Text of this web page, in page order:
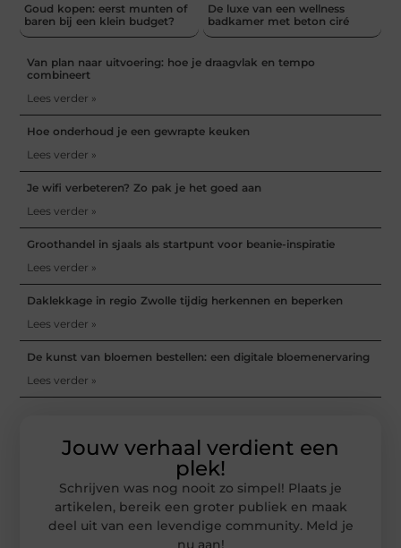
Goud kopen: eerst munten of
baren bij een klein budget?
De luxe van een wellness
badkamer met beton ciré
Van plan naar uitvoering: hoe je draagvlak en tempo
combineert
Lees verder »
Hoe onderhoud je een gewrapte keuken
Lees verder »
Je wifi verbeteren? Zo pak je het goed aan
Lees verder »
Groothandel in sjaals als startpunt voor beanie-inspiratie
Lees verder »
Daklekkage in regio Zwolle tijdig herkennen en beperken
Lees verder »
De kunst van bloemen bestellen: een digitale bloemenervaring
Lees verder »
Jouw verhaal verdient een
plek!
Schrijven was nog nooit zo simpel! Plaats je
artikelen, bereik een groter publiek en maak
deel uit van een levendige community. Meld je
nu aan!